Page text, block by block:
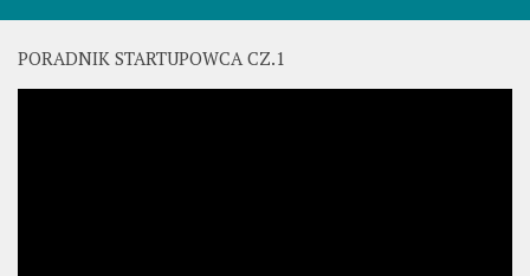
PORADNIK STARTUPOWCA CZ.1